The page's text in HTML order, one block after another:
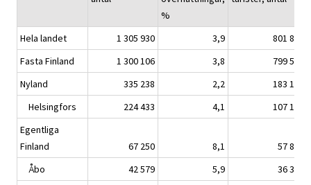
%
Hela landet
1 305 930 3,9
801 848
Fasta Finland
1 300 106 3,8
799 581
Nyland
335 238 2,2
183 102
Helsingfors
224 433 4,1
107 120
Egentliga
Finland
67 250 8,1
57 828
Åbo
42 579 5,9
36 310